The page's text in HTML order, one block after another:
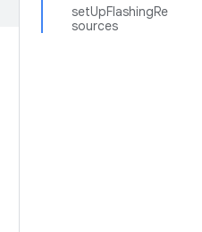
setUpFlashingRe
sources